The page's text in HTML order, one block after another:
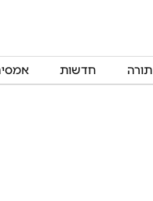
תורה חדשות